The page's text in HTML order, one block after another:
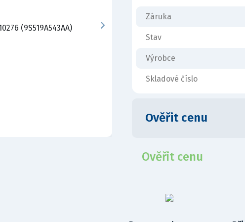
Záruka
Stav
Výrobce
Skladové číslo
Ověřit cenu
Ověřit cenu